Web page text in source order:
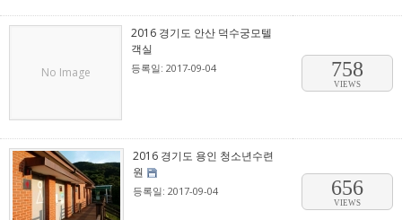
No Image
2016 경기도 안산 덕수궁모텔
객실
등록일: 2017-09-04 758
VIEWS
2016 경기도 용인 청소년수련
원
등록일: 2017-09-04 656
VIEWS